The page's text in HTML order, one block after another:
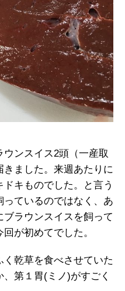
ンスイス2頭（一産取
ました。来週あたりに
キものでした。と言う
ているのではなく、あ
ブラウンスイスを飼って
が初めてでした。
乾草を食べさせていた
第１胃(ミノ)がすごく